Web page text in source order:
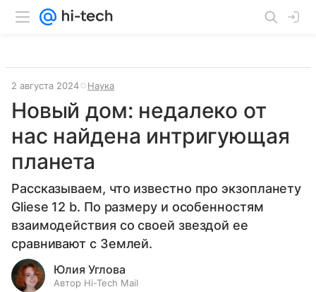
2 августа 2024 Наука
Новый дом: недалеко от
нас найдена интригующая
планета
Рассказываем, что известно про экзопланету
Gliese 12 b. По размеру и особенностям
взаимодействия со своей звездой ее
сравнивают с Землей.
Юлия Углова
Автор Hi-Tech Mail